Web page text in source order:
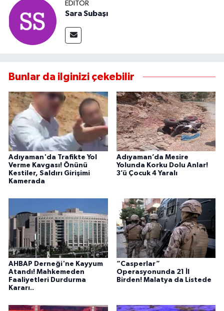
EDITÖR
Sara Subaşı
Bunlar da ilginizi çekebilir
Adıyaman'da Trafikte Yol
Verme Kavgası! Önünü
Kestiler, Saldırı Girişimi
Kamerada
Adıyaman’da Mesire
Yolunda Korku Dolu Anlar!
3’ü Çocuk 4 Yaralı
AHBAP Derneği'ne Kayyum
Atandı! Mahkemeden
Faaliyetleri Durdurma
Kararı..
“Casperlar”
Operasyonunda 21 İl
Birden! Malatya da Listede